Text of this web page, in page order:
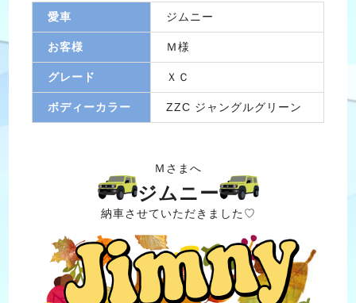
愛車 ジムニー
お客様 Ｍ様
グレード ＸＣ
ボディーカラー ZZC ジャングルグリーン
Ｍさまへ
ジムニー
納車させていただきました♡